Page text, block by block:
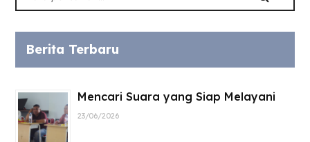
Berita Terbaru
Mencari Suara yang Siap Melayani
23/06/2026